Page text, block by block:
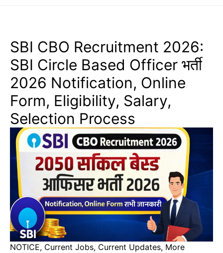
SBI CBO Recruitment 2026:
SBI Circle Based Officer भर्ती
2026 Notification, Online
Form, Eligibility, Salary,
Selection Process
NOTICE, Current Jobs, Current Updates, More